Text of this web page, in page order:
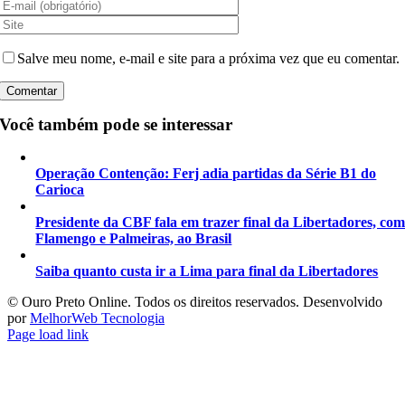
Salve meu nome, e-mail e site para a próxima vez que eu comentar.
Você também pode se interessar
Operação Contenção: Ferj adia partidas da Série B1 do
Carioca
Presidente da CBF fala em trazer final da Libertadores, com
Flamengo e Palmeiras, ao Brasil
Saiba quanto custa ir a Lima para final da Libertadores
©️ Ouro Preto Online. Todos os direitos reservados. Desenvolvido
porMelhorWeb Tecnologia
Page load link